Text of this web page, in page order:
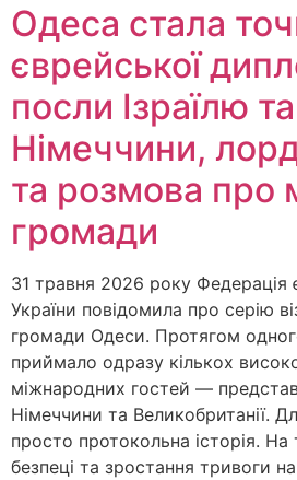
Одеса стала
єврейської
посли Ізраїлю та
Німеччини, лорд
та розмова про
громади
31 травня 2026 року Федерація
України повідомила про серію
громади Одеси. Протягом
приймало одразу кількох
міжнародних гостей —
Німеччини та Великобританії.
просто протокольна історія. На
безпеці та зростання тривоги